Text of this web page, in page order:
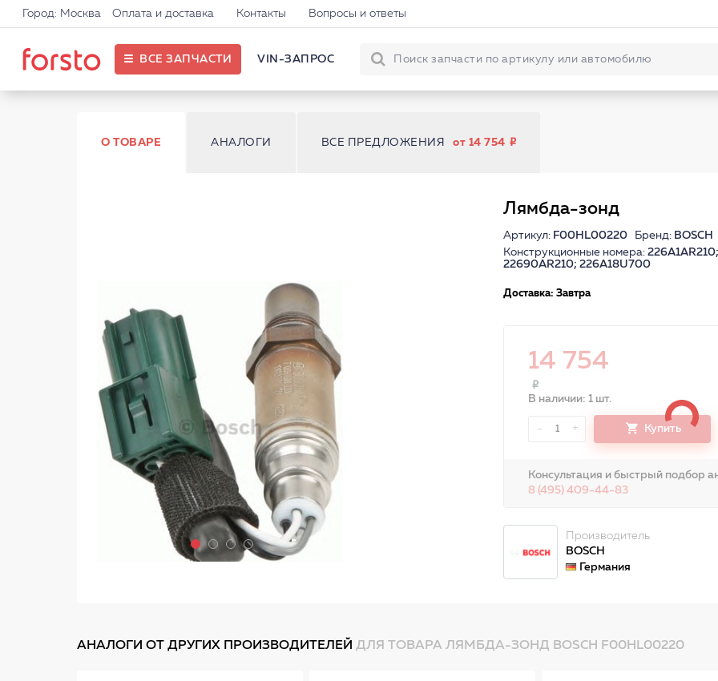
Город: Москва Оплата и доставка Контакты Вопросы и ответы
ВСЕ ЗАПЧАСТИ VIN-ЗАПРОС
О ТОВАРЕ АНАЛОГИ ВСЕ ПРЕДЛОЖЕНИЯ от 14 754
Лямбда-зонд
Артикул: F00HL00220 Бренд: BOSCH
Конструкционные номера:
22690AR210; 226A18U700
Доставка: Завтра
14 754
В наличии: 1 шт.
- 1 + Купить
Консультация и быстрый подбор
8 (495) 409-44-83
Производитель
BOSCH
Германия
АНАЛОГИ ОТ ДРУГИХ ПРОИЗВОДИТЕЛЕЙ ДЛЯ ТОВАРА ЛЯМБДА-ЗОНД BOSCH F00HL00220